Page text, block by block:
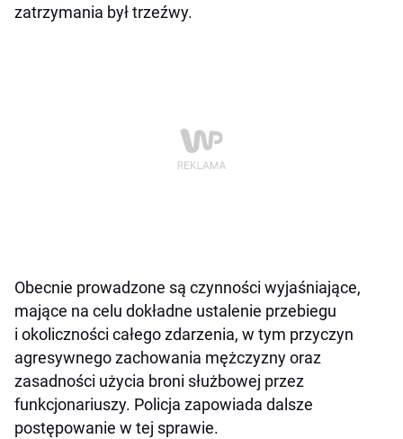
zatrzymania był trzeźwy.
Obecnie prowadzone są czynności wyjaśniające,
mające na celu dokładne ustalenie przebiegu
i okoliczności całego zdarzenia, w tym przyczyn
agresywnego zachowania mężczyzny oraz
zasadności użycia broni służbowej przez
funkcjonariuszy. Policja zapowiada dalsze
postępowanie w tej sprawie.